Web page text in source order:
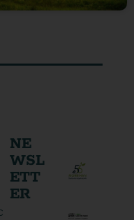
NE
WSL
ETT
ER